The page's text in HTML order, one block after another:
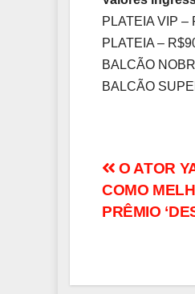
PLATEIA VIP –
PLATEIA –
BALCÃO
BALCÃO
de
O ATOR
COMO
PRÊMIO